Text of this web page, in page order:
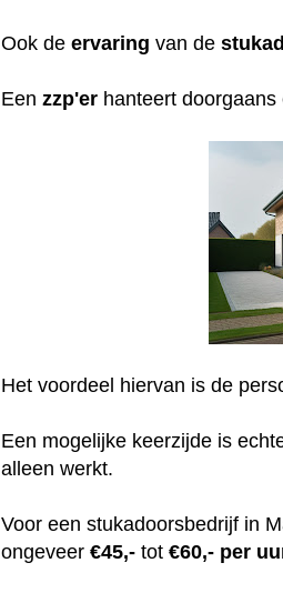
Ook deervaring van de
Eenzzp'er hanteert
Het voordeel hiervan is de
Een mogelijke keerzijde is
alleen werkt.
Voor een stukadoorsbedrijf in
ongeveer €45,- tot€60,- per